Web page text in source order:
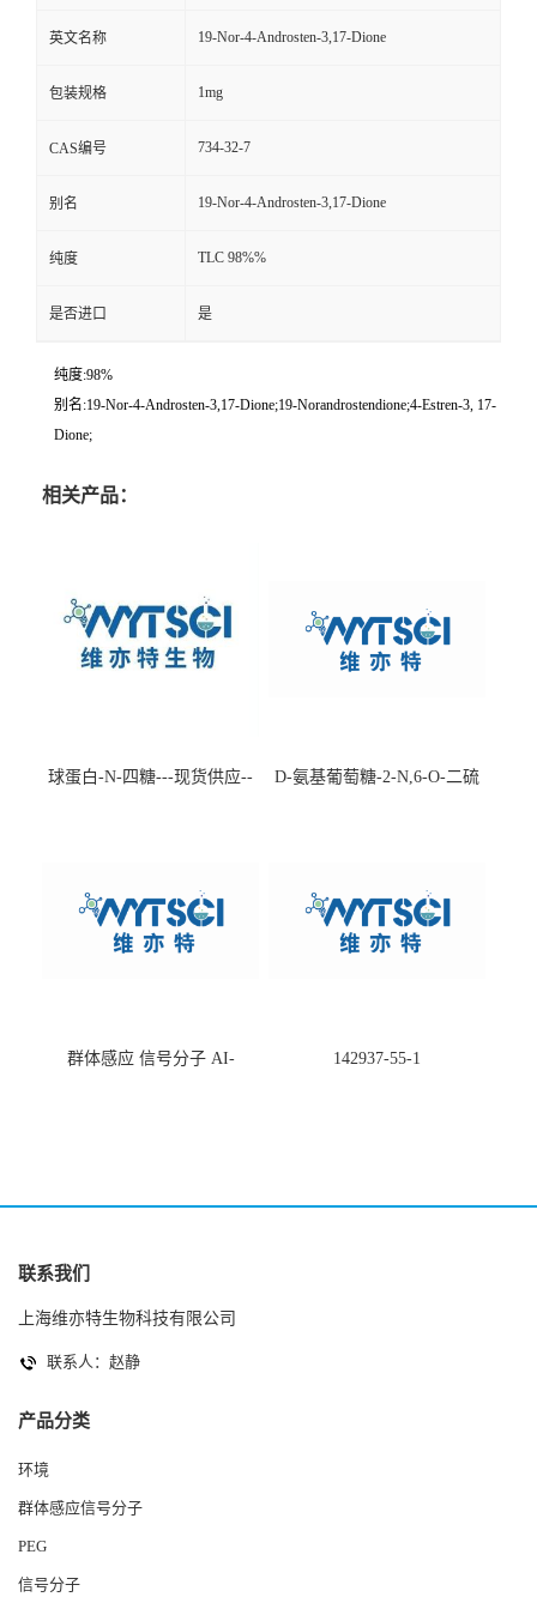
英文名称 19-Nor-4-Androsten-3,17-Dione
包装规格 1mg
CAS编号 734-32-7
别名 19-Nor-4-Androsten-3,17-Dione
纯度 TLC 98%%
是否进口 是
纯度:98%
别名:19-Nor-4-Androsten-3,17-Dione;19-Norandrostendione;4-Estren-3, 17-
Dione;
相关产品：
球蛋白-N-四糖---现货供应--
D-氨基葡萄糖-2-N,6-O-二硫
群体感应 信号分子 AI-
142937-55-1
联系我们
上海维亦特生物科技有限公司
联系人：赵静
产品分类
环境
群体感应信号分子
PEG
信号分子